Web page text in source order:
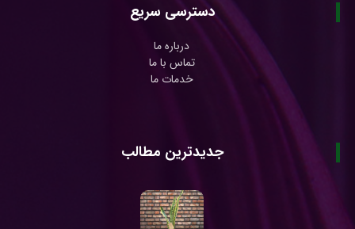
دسترسی سریع
درباره ما
تماس با ما
خدمات ما
جدیدترین مطالب